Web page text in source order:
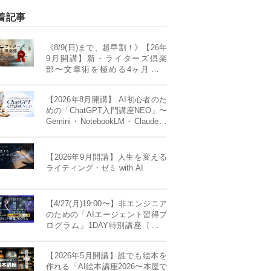
記事
《8/9(日)まで、超早割！》【26年
9月開講】新・ライターズ倶楽
部〜文章術を極める4ヶ月講義
【2026年8月開講】 AI初心者のた
めの「ChatGPT入門講座NEO」〜
Gemini・NotebookLM・Claudeま
座〕
【2026年9月開講】人生を変える
ライティング・ゼミ with AI
【4/27(月)19:00〜】非エンジニア
のための「AIエージェント習得プ
ログラム」1DAY特別講座〔パワ
【2026年5月開講】誰でも絵本を
作れる「AI絵本講座2026〜本屋で